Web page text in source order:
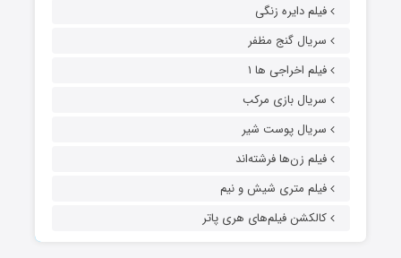
فیلم دایره زنگی
سریال گنج مظفر
فیلم اخراجی ها ۱
سریال بازی مرکب
سریال پوست شیر
فیلم زن‌ها فرشته‌اند
فیلم متری شیش و نیم
کالکشن فیلم‌های هری پاتر